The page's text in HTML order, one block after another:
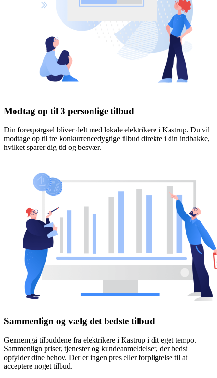
Modtag op til 3 personlige tilbud
Din forespørgsel bliver delt med lokale elektrikere i Kastrup. Du vil
modtage op til tre konkurrencedygtige tilbud direkte i din indbakke,
hvilket sparer dig tid og besvær.
Sammenlign og vælg det bedste tilbud
Gennemgå tilbuddene fra elektrikere i Kastrup i dit eget tempo.
Sammenlign priser, tjenester og kundeanmeldelser, der bedst
opfylder dine behov. Der er ingen pres eller forpligtelse til at
acceptere noget tilbud.